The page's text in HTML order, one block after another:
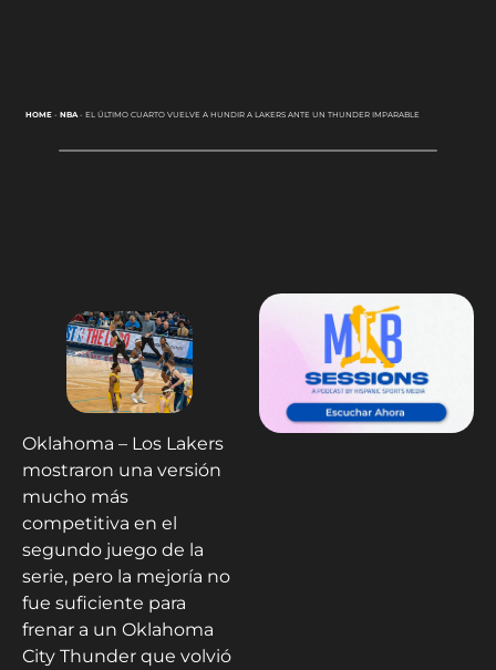
HOME- NBA- EL ÚLTIMO CUARTO VUELVE A HUNDIR A LAKERS ANTE UN THUNDER IMPARABLE
Oklahoma – Los Lakers
mostraron una versión
mucho más
competitiva en el
segundo juego de la
serie, pero la mejoría no
fue suficiente para
frenar a un Oklahoma
City Thunder que volvió